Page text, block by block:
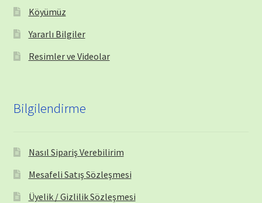
Köyümüz
Yararlı Bilgiler
Resimler ve Videolar
Bilgilendirme
Nasıl Sipariş Verebilirim
Mesafeli Satış Sözleşmesi
Üyelik / Gizlilik Sözleşmesi